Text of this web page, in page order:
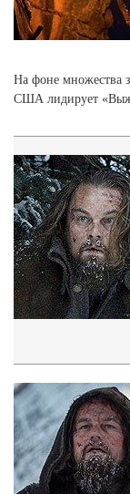
На фоне множества
США лидирует